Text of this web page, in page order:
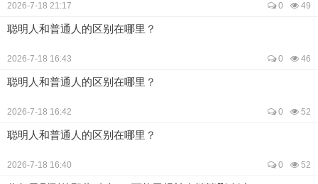
2026-7-18 21:17 0 49
聪明人和普通人的区别在哪里？
2026-7-18 16:43 0 46
聪明人和普通人的区别在哪里？
2026-7-18 16:42 0 52
聪明人和普通人的区别在哪里？
2026-7-18 16:40 0 52